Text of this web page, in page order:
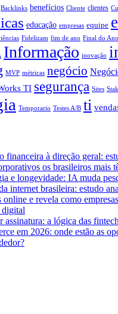
Backlinks benefícios Cliente clientes
educação empresas equipe
Fidelizam fim de ano Final do Ano
Informação inovação
MVP métricas negócio
TI segurança Sites
Temporario Testes A/B ti
financeira à direção geral:
os brasileiros mais
e longevidade: IA muda
internet brasileira: estudo
e revela como
digital
assinatura: a lógica das
em 2026: onde estão as